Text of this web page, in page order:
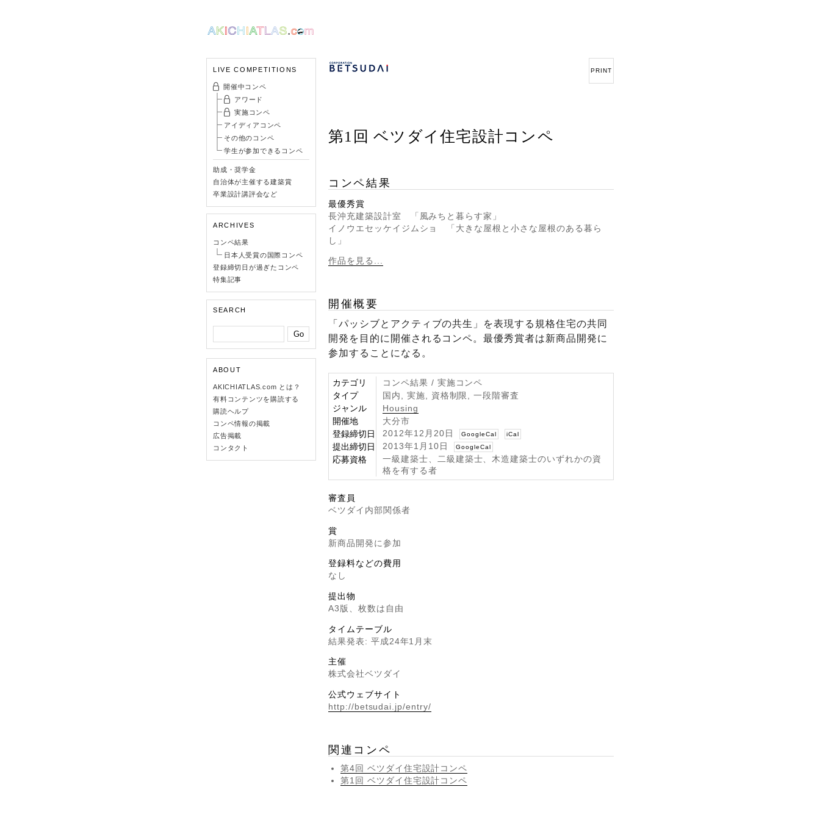
LIVE COMPETITIONS
開催中コンペ
アワード
実施コンペ
アイディアコンペ
その他のコンペ
学生が参加できるコンペ
助成・奨学金
自治体が主催する建築賞
卒業設計講評会など
ARCHIVES
コンペ結果
日本人受賞の国際コンペ
登録締切日が過ぎたコンペ
特集記事
SEARCH
ABOUT
AKICHIATLAS.com とは？
有料コンテンツを購読する
購読ヘルプ
コンペ情報の掲載
広告掲載
コンタクト
PRINT
第1回 ベツダイ住宅設計コンペ
コンペ結果
最優秀賞
長沖充建築設計室 「風みちと暮らす家」
イノウエセッケイジムショ 「大きな屋根と小さな屋根のある暮ら
し」
作品を見る...
開催概要
「パッシブとアクティブの共生」を表現する規格住宅の共同
開発を目的に開催されるコンペ。最優秀賞者は新商品開発に
参加することになる。
カテゴリ
コンペ結果 / 実施コンペ
タイプ
国内, 実施, 資格制限, 一段階審査
ジャンル
Housing
開催地
大分市
登録締切日
2012年12月20日 GoogleCal iCal
提出締切日 2013年1月10日 GoogleCal
応募資格
一級建築士、二級建築士、木造建築士のいずれかの資
格を有する者
審査員
ベツダイ内部関係者
賞
新商品開発に参加
登録料などの費用
なし
提出物
A3版、枚数は自由
タイムテーブル
結果発表: 平成24年1月末
主催
株式会社ベツダイ
公式ウェブサイト
http://betsudai.jp/entry/
関連コンペ
第4回 ベツダイ住宅設計コンペ
第1回 ベツダイ住宅設計コンペ